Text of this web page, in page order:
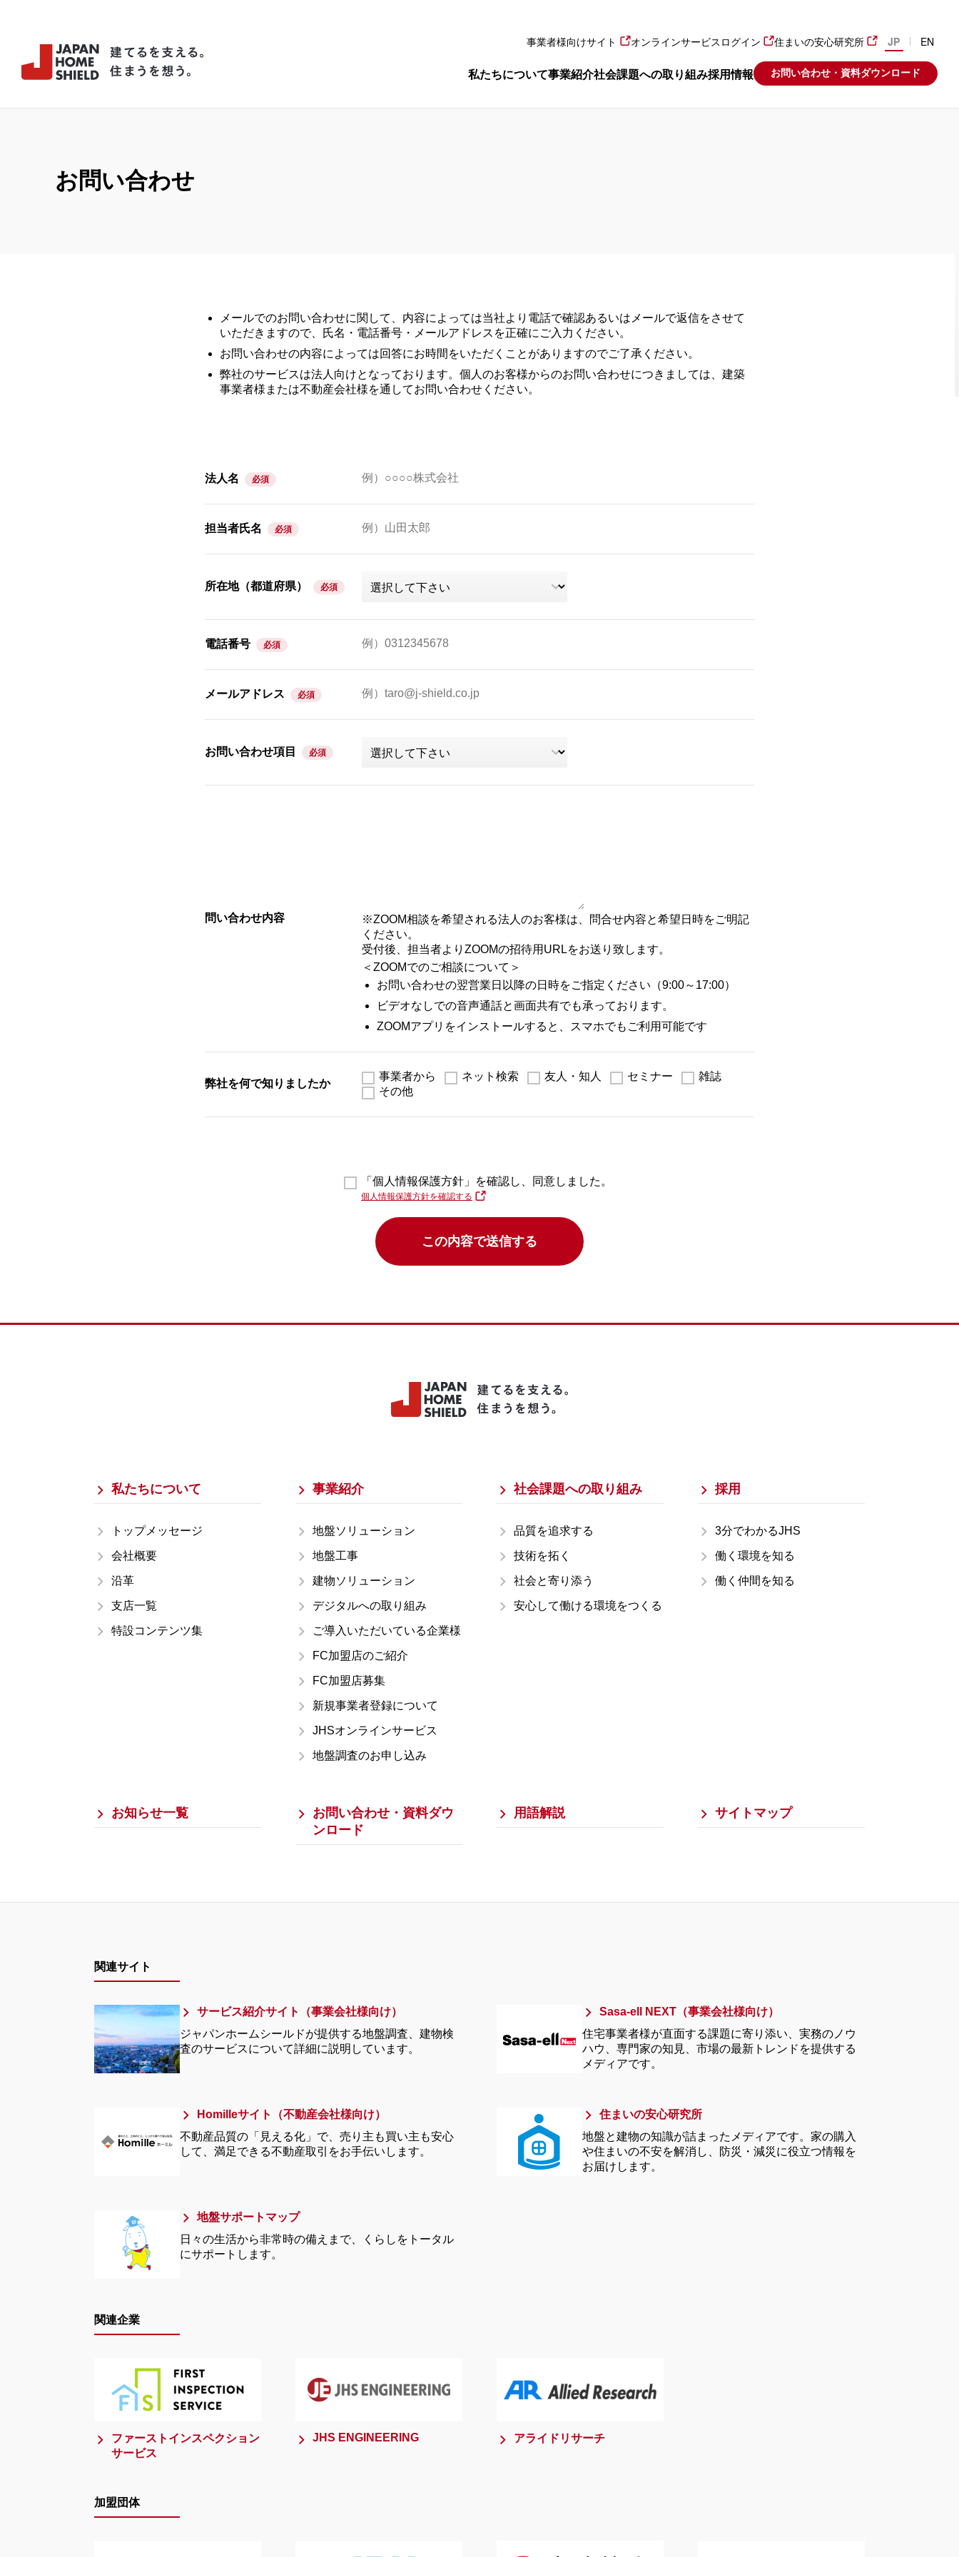
事業者様向けサイト オンラインサービスログイン 住まいの安心研究所 JP EN
私たちについて事業紹介社会課題への取り組み採用情報 お問い合わせ・資料ダウンロード
お問い合わせ
メールでのお問い合わせに関して、内容によっては当社より電話で確認あるいはメールで返信をさせて
いただきますので、氏名・電話番号・メールアドレスを正確にご入力ください。
お問い合わせの内容によっては回答にお時間をいただくことがありますのでご了承ください。
弊社のサービスは法人向けとなっております。個人のお客様からのお問い合わせにつきましては、建築
事業者様または不動産会社様を通してお問い合わせください。
法人名 必須
担当者氏名 必須
所在地（都道府県） 必須
電話番号 必須
メールアドレス 必須
お問い合わせ項目 必須
問い合わせ内容
※ZOOM相談を希望される法人のお客様は、問合せ内容と希望日時をご明記
ください。
受付後、担当者よりZOOMの招待用URLをお送り致します。
＜ZOOMでのご相談について＞
お問い合わせの翌営業日以降の日時をご指定ください（9:00～17:00）
ビデオなしでの音声通話と画面共有でも承っております。
ZOOMアプリをインストールすると、スマホでもご利用可能です
弊社を何で知りましたか
事業者から ネット検索 友人・知人 セミナー
雑誌
その他
「個人情報保護方針」を確認し、同意しました。
個人情報保護方針を確認する
この内容で送信する
私たちについて
トップメッセージ
会社概要
沿革
支店一覧
特設コンテンツ集
事業紹介
地盤ソリューション
地盤工事
建物ソリューション
デジタルへの取り組み
ご導入いただいている企業様
FC加盟店のご紹介
FC加盟店募集
新規事業者登録について
JHSオンラインサービス
地盤調査のお申し込み
社会課題への取り組み
品質を追求する
技術を拓く
社会と寄り添う
安心して働ける環境をつくる
採用
3分でわかるJHS
働く環境を知る
働く仲間を知る
お知らせ一覧
お問い合わせ・資料ダウ
ンロード
用語解説 サイトマップ
関連サイト
サービス紹介サイト（事業会社様向け）
ジャパンホームシールドが提供する地盤調査、建物検
査のサービスについて詳細に説明しています。
Sasa-ell NEXT（事業会社様向け）
住宅事業者様が直面する課題に寄り添い、実務のノウ
ハウ、専門家の知見、市場の最新トレンドを提供する
メディアです。
Homilleサイト（不動産会社様向け）
不動産品質の「見える化」で、売り主も買い主も安心
して、満足できる不動産取引をお手伝いします。
住まいの安心研究所
地盤と建物の知識が詰まったメディアです。家の購入
や住まいの不安を解消し、防災・減災に役立つ情報を
お届けします。
地盤サポートマップ
日々の生活から非常時の備えまで、くらしをトータル
にサポートします。
関連企業
ファーストインスペクション
サービス
JHS ENGINEERING アライドリサーチ
加盟団体